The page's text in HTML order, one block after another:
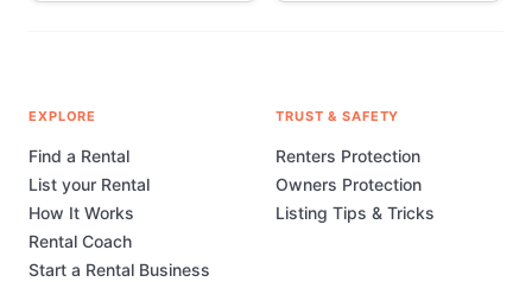
EXPLORE
Find a Rental
List your Rental
How It Works
Rental Coach
Start a Rental Business
TRUST & SAFETY
Renters Protection
Owners Protection
Listing Tips & Tricks